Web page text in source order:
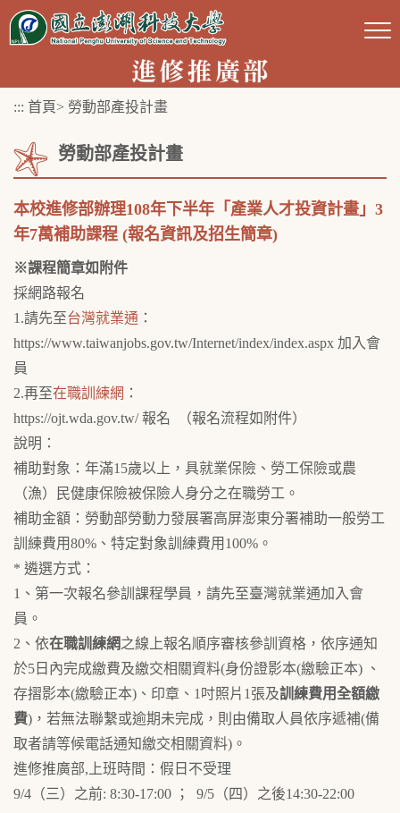
跳
::: 首頁> 勞動部產投計畫
勞動部產投計畫
本校進修部辦理108年下半年「產業人才投資計畫」3
年7萬補助課程 (報名資訊及招生簡章)
※課程簡章如附件
採網路報名
1.請先至台灣就業通 ：
https://www.taiwanjobs.gov.tw/Internet/index/index.aspx 加入會
員
2.再至在職訓練網 ：
https://ojt.wda.gov.tw/ 報名 （報名流程如附件）
說明：
補助對象：年滿15歲以上，具就業保險、勞工保險或農
（漁）民健康保險被保險人身分之在職勞工。
補助金額：勞動部勞動力發展署高屏澎東分署補助一般勞工
訓練費用80%、特定對象訓練費用100%。
* 遴選方式：
1、第一次報名參訓課程學員，請先至臺灣就業通加入會
員。
2、依在職訓練網之線上報名順序審核參訓資格，依序通知
於5日內完成繳費及繳交相關資料(身份證影本(繳驗正本) 、
存摺影本(繳驗正本)、印章、1吋照片1張及訓練費用全額繳
費)，若無法聯繫或逾期未完成，則由備取人員依序遞補(備
取者請等候電話通知繳交相關資料)。
進修推廣部,上班時間：假日不受理
9/4（三）之前: 8:30-17:00 ； 9/5（四）之後14:30-22:00